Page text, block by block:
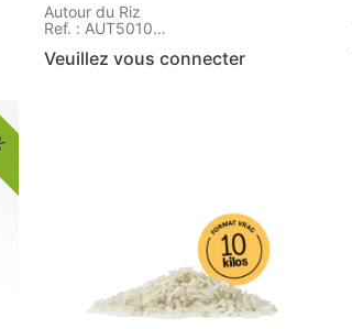
Autour du Riz
Ref. : AUT5010
Veuillez vous connecter